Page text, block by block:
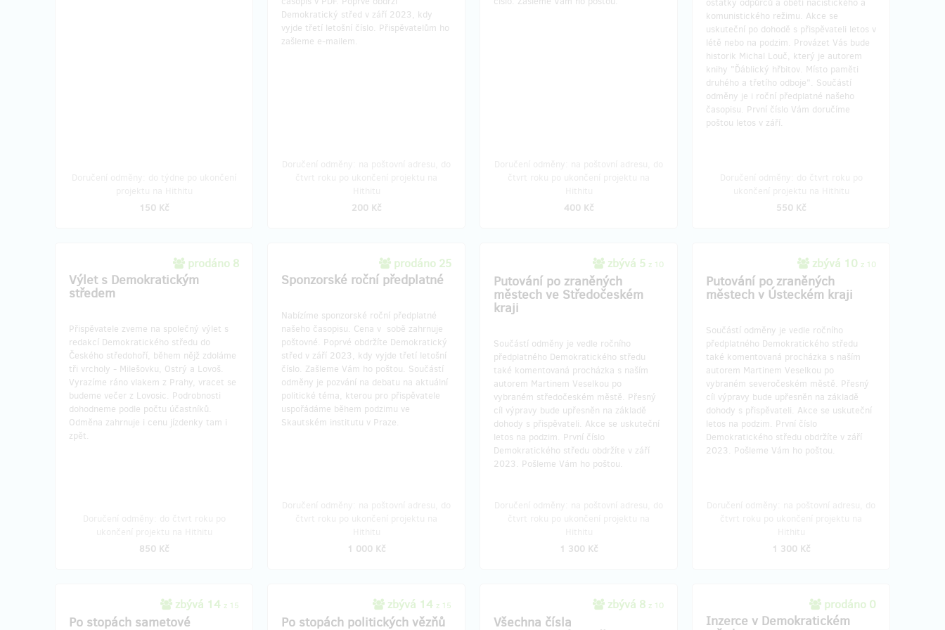
150 Kč
Demokratický střed v září 2023, kdy
vyjde třetí letošní číslo. Přispěvatelům ho
zašleme e-mailem.
200 Kč
400 Kč
ostatky odpůrců a obětí nacistického a
komunistického režimu. Akce se
uskuteční po dohodě s přispěvateli letos v
létě nebo na podzim. Provázet Vás bude
historik Michal Louč, který je autorem
knihy "Ďáblický hřbitov. Místo paměti
druhého a třetího odboje". Součástí
odměny je i roční předplatné našeho
časopisu. První číslo Vám doručíme
poštou letos v září.
550 Kč
prodáno 8
Výlet s Demokratickým
středem
Přispěvatele zveme na společný výlet s
redakcí Demokratického středu do
Českého středohoří, během nějž zdoláme
tři vrcholy - Milešovku, Ostrý a Lovoš.
Vyrazíme ráno vlakem z Prahy, vracet se
budeme večer z Lovosic. Podrobnosti
dohodneme podle počtu účastníků.
Odměna zahrnuje i cenu jízdenky tam i
zpět.
850 Kč
prodáno 25
Sponzorské roční předplatné
Nabízíme sponzorské roční předplatné
našeho časopisu. Cena v sobě zahrnuje
poštovné. Poprvé obdržíte Demokratický
střed v září 2023, kdy vyjde třetí letošní
číslo. Zašleme Vám ho poštou. Součástí
odměny je pozvání na debatu na aktuální
politické téma, kterou pro přispěvatele
uspořádáme během podzimu ve
Skautském institutu v Praze.
1 000 Kč
zbývá 5 z 10
Putování po zraněných
městech ve Středočeském
kraji
Součástí odměny je vedle ročního
předplatného Demokratického středu
také komentovaná procházka s naším
autorem Martinem Veselkou po
vybraném středočeském městě. Přesný
cíl výpravy bude upřesněn na základě
dohody s přispěvateli. Akce se uskuteční
letos na podzim. První číslo
Demokratického středu obdržíte v září
2023. Pošleme Vám ho poštou.
1 300 Kč
zbývá 10 z 10
Putování po zraněných
městech v Ústeckém kraji
Součástí odměny je vedle ročního
předplatného Demokratického středu
také komentovaná procházka s naším
autorem Martinem Veselkou po
vybraném severočeském městě. Přesný
cíl výpravy bude upřesněn na základě
dohody s přispěvateli. Akce se uskuteční
letos na podzim. První číslo
Demokratického středu obdržíte v září
2023. Pošleme Vám ho poštou.
1 300 Kč
zbývá 14 z 15
Po stopách sametové
zbývá 14 z 15
Po stopách politických vězňů
zbývá 8 z 10
Všechna čísla
prodáno 0
Inzerce v Demokratickém